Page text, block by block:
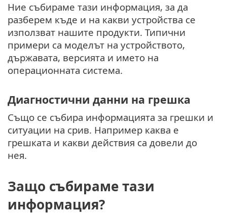
Ние събираме тази информация, за да
разберем къде и на какви устройства се
използват нашите продукти. Типични
примери са моделът на устройството,
държавата, версията и името на
операционната система.
Диагностични данни на грешка
Също се събира информацията за грешки и
ситуации на срив. Например каква е
грешката и какви действия са довели до
нея.
Защо събираме тази
информация?